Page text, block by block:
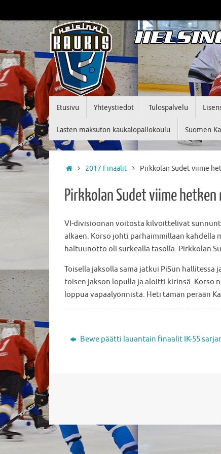
to
content
Skip
content
Etusivu Yhteystiedot Tulospalvelu
Lasten maksuton kaukalopallokoulu Suomen
Home2017 Finaalit Pirkkolan Sudet viime
Pirkkolan Sudet viime
VI-divisioonan voitosta kilvoittelivat
alkaen. Korso johti parhaimmillaan
haltuunotto oli surkealla tasolla. Pirkkolan
Toisella jaksolla sama jatkui PiSun
toisen jakson lopulla ja aloitti kirinsä. Korso
loppua vapaalyönnistä. Heti tämän perään
Bewe päätti lauantain finaalit IK-55